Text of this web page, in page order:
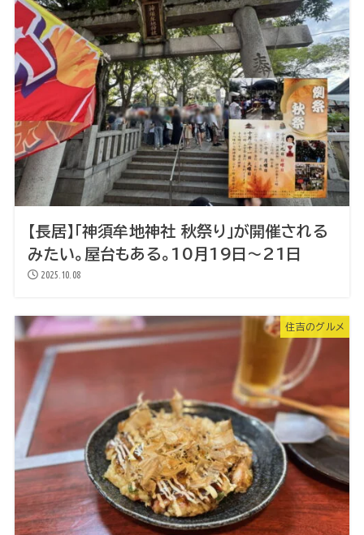
【長居】「神須牟地神社 秋祭り」が開催される
みたい。屋台もある。10月19日～21日
2025.10.08
住吉のグルメ